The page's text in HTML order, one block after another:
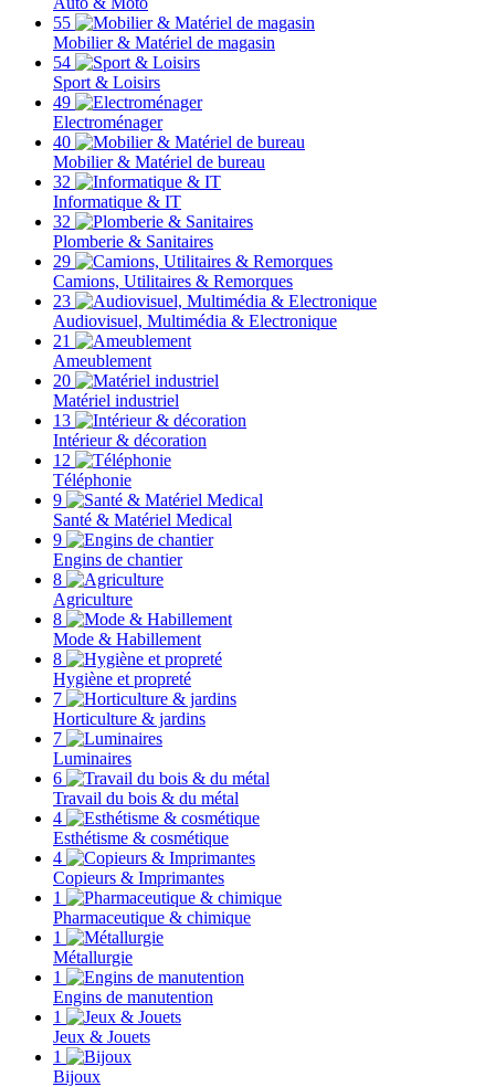
55
Mobilier & Matériel de magasin
54
Sport & Loisirs
49
Electroménager
40
Mobilier & Matériel de bureau
32
Informatique & IT
32
Plomberie & Sanitaires
29
Camions, Utilitaires & Remorques
23
Audiovisuel, Multimédia & Electronique
21
Ameublement
20
Matériel industriel
13
Intérieur & décoration
12
Téléphonie
9
Santé & Matériel Medical
9
Engins de chantier
8
Agriculture
8
Mode & Habillement
8
Hygiène et propreté
7
Horticulture & jardins
7
Luminaires
6
Travail du bois & du métal
4
Esthétisme & cosmétique
4
Copieurs & Imprimantes
1
Pharmaceutique & chimique
1
Métallurgie
1
Engins de manutention
1
Jeux & Jouets
1
Bijoux